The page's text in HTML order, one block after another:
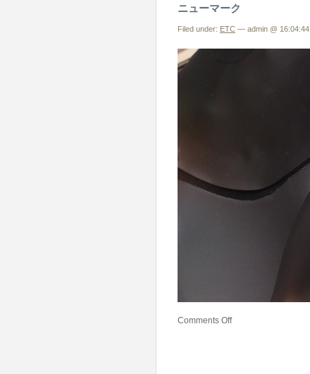
ニューマーク
Filed under: ETC — admin @ 16:04:44
Comments Off